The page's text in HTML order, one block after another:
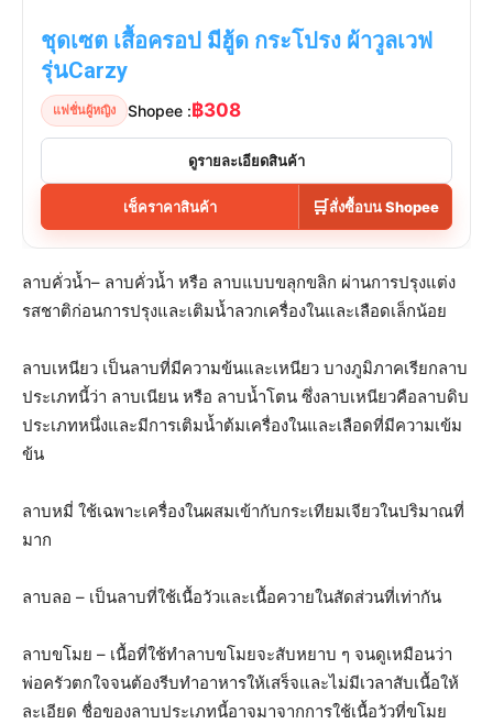
ชุดเซต เสื้อครอป มีฮู้ด กระโปรง ผ้าวูลเวฟ
รุ่นCarzy
แฟชั่นผู้หญิง Shopee :฿308
ดูรายละเอียดสินค้า
เช็คราคาสินค้า 🛒สั่งซื้อบน Shopee
ลาบคั่วน้ำ– ลาบคั่วน้ำ หรือ ลาบแบบขลุกขลิก ผ่านการปรุงแต่ง
รสชาติก่อนการปรุงและเติมน้ำลวกเครื่องในและเลือดเล็กน้อย
ลาบเหนียว เป็นลาบที่มีความข้นและเหนียว บางภูมิภาคเรียกลาบ
ประเภทนี้ว่า ลาบเนียน หรือ ลาบน้ำโตน ซึ่งลาบเหนียวคือลาบดิบ
ประเภทหนึ่งและมีการเติมน้ำต้มเครื่องในและเลือดที่มีความเข้ม
ข้น
ลาบหมี่ ใช้เฉพาะเครื่องในผสมเข้ากับกระเทียมเจียวในปริมาณที่
มาก
ลาบลอ – เป็นลาบที่ใช้เนื้อวัวและเนื้อควายในสัดส่วนที่เท่ากัน
ลาบขโมย – เนื้อที่ใช้ทำลาบขโมยจะสับหยาบ ๆ จนดูเหมือนว่า
พ่อครัวตกใจจนต้องรีบทำอาหารให้เสร็จและไม่มีเวลาสับเนื้อให้
ละเอียด ชื่อของลาบประเภทนี้อาจมาจากการใช้เนื้อวัวที่ขโมย